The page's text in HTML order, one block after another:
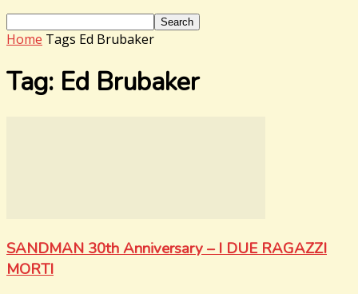
Home Tags Ed Brubaker
Tag: Ed Brubaker
SANDMAN 30th Anniversary – I DUE RAGAZZI
MORTI